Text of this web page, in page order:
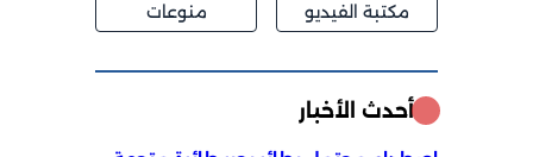
مكتبة الفيديو منوعات
أحدث الأخبار